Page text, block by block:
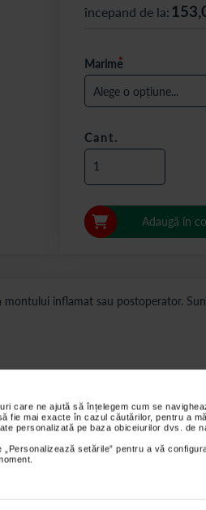
care ne ajută să înțelegem cum se
fie mai exacte în cazul căutărilor, pentru a
personalizată pe baza obiceiurilor dvs. de
setările” pentru a vă
inflamat sau postoperator.
începand de la
Marime
Cant.
Adaugă în